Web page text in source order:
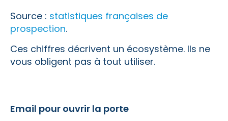
Source : statistiques françaises de
prospection.
Ces chiffres décrivent un écosystème. Ils ne
vous obligent pas à tout utiliser.
Email pour ouvrir la porte